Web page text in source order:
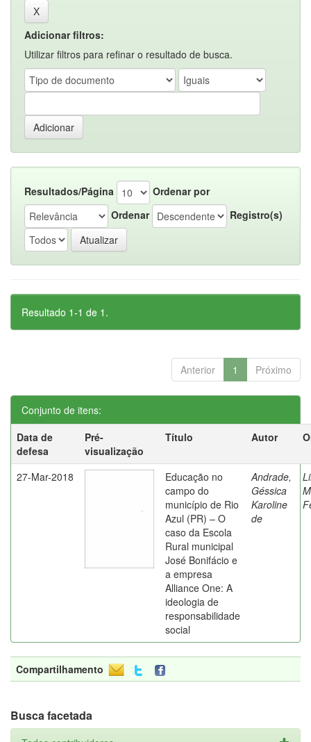
Adicionar filtros:
Utilizar filtros para refinar o resultado de busca.
Resultados/Página
Ordenar por
Ordenar
Registro(s)
Resultado 1-1 de 1.
Anterior 1 Próximo
Conjunto de itens:
Data de
defesa
Pré-
visualização
Título Autor
27-Mar-2018
Educação no
campo do
município de Rio
Azul (PR) – O
caso da Escola
Rural municipal
José Bonifácio e
a empresa
Alliance One: A
ideologia de
responsabilidade
social
Andrade,
Géssica
Karoline
de
Compartilhamento
Busca facetada